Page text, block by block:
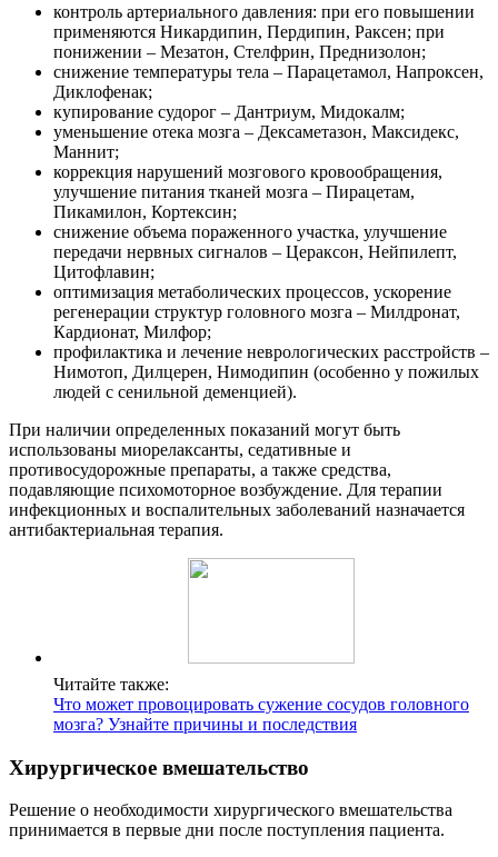
контроль артериального давления: при его повышении
применяются Никардипин, Пердипин, Раксен; при
понижении – Мезатон, Стелфрин, Преднизолон;
снижение температуры тела – Парацетамол, Напроксен,
Диклофенак;
купирование судорог – Дантриум, Мидокалм;
уменьшение отека мозга – Дексаметазон, Максидекс,
Маннит;
коррекция нарушений мозгового кровообращения,
улучшение питания тканей мозга – Пирацетам,
Пикамилон, Кортексин;
снижение объема пораженного участка, улучшение
передачи нервных сигналов – Цераксон, Нейпилепт,
Цитофлавин;
оптимизация метаболических процессов, ускорение
регенерации структур головного мозга – Милдронат,
Кардионат, Милфор;
профилактика и лечение неврологических расстройств –
Нимотоп, Дилцерен, Нимодипин (особенно у пожилых
людей с сенильной деменцией).
При наличии определенных показаний могут быть
использованы миорелаксанты, седативные и
противосудорожные препараты, а также средства,
подавляющие психомоторное возбуждение. Для терапии
инфекционных и воспалительных заболеваний назначается
антибактериальная терапия.
Читайте также:
Что может провоцировать сужение сосудов головного
мозга? Узнайте причины и последствия
Хирургическое вмешательство
Решение о необходимости хирургического вмешательства
принимается в первые дни после поступления пациента.